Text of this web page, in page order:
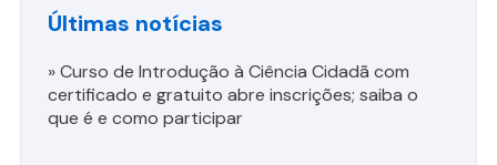
Últimas notícias
»Curso de Introdução à Ciência Cidadã com
certificado e gratuito abre inscrições; saiba o
que é e como participar